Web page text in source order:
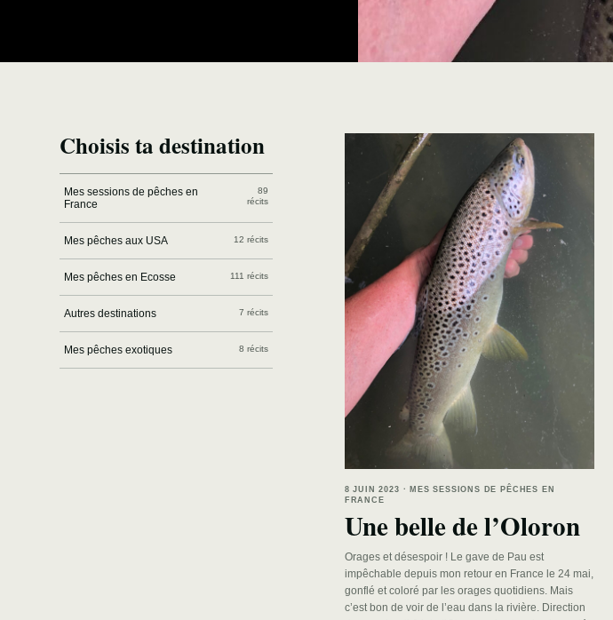
Choisis ta destination
Mes sessions de pêches en
France
89
récits
Mes pêches aux USA 12 récits
Mes pêches en Ecosse 111 récits
Autres destinations 7 récits
Mes pêches exotiques 8 récits
8 JUIN 2023 · MES SESSIONS DE PÊCHES EN
FRANCE
Une belle de l’Oloron
Orages et désespoir ! Le gave de Pau est
impêchable depuis mon retour en France le 24 mai,
gonflé et coloré par les orages quotidiens. Mais
c’est bon de voir de l’eau dans la rivière. Direction